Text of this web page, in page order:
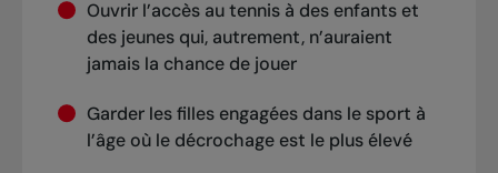
Ouvrir l’accès au tennis à des enfants et
des jeunes qui, autrement, n’auraient
jamais la chance de jouer
Garder les filles engagées dans le sport à
l’âge où le décrochage est le plus élevé